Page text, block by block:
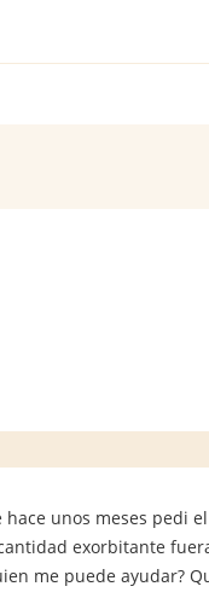
unos meses pedi
exorbitante
me puede ayudar?